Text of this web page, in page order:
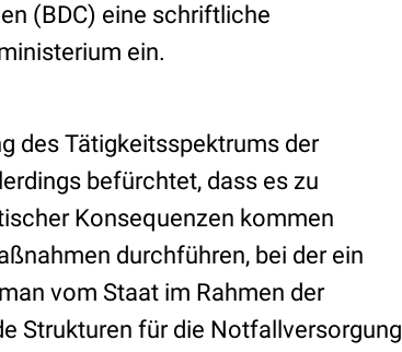
(BDC) eine schriftliche
ein.
des Tätigkeitsspektrums der
befürchtet, dass es zu
Konsequenzen kommen
durchführen, bei der ein
vom Staat im Rahmen der
Strukturen für die Notfallversorgung